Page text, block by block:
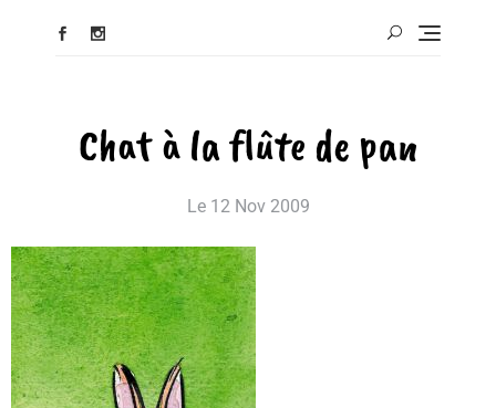
Chat à la flûte de pan
Le 12 Nov 2009